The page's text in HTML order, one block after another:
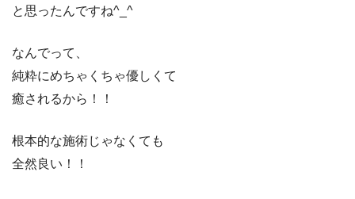
と思ったんですね^_^
なんでって、
純粋にめちゃくちゃ優しくて
癒されるから！！
根本的な施術じゃなくても
全然良い！！